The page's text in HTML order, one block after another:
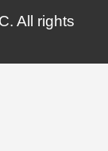
All rights